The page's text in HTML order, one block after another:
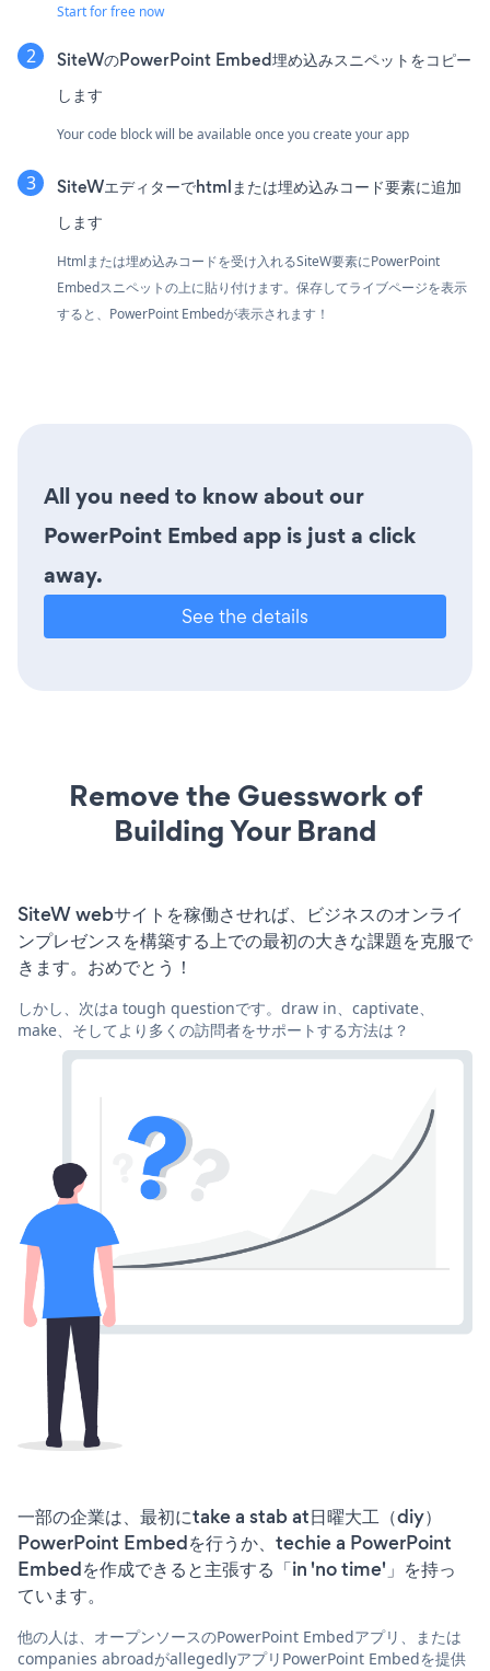
Start for free now
SiteWのPowerPoint Embed埋め込みスニペットをコピー
します
Your code block will be available once you create your app
SiteWエディターでhtmlまたは埋め込みコード要素に追加
します
Htmlまたは埋め込みコードを受け入れるSiteW要素にPowerPoint
Embedスニペットの上に貼り付けます。保存してライブページを表示
すると、PowerPoint Embedが表示されます！
All you need to know about our
PowerPoint Embed app is just a click
away.
See the details
Remove the Guesswork of
Building Your Brand
SiteW webサイトを稼働させれば、ビジネスのオンライ
ンプレゼンスを構築する上での最初の大きな課題を克服で
きます。おめでとう！
しかし、次はa tough questionです。draw in、captivate、
make、そしてより多くの訪問者をサポートする方法は？
一部の企業は、最初にtake a stab at日曜大工（diy）
PowerPoint Embedを行うか、techie a PowerPoint
Embedを作成できると主張する「in 'no time'」を持っ
ています。
他の人は、オープンソースのPowerPoint Embedアプリ、または
companies abroadがallegedlyアプリPowerPoint Embedを提供